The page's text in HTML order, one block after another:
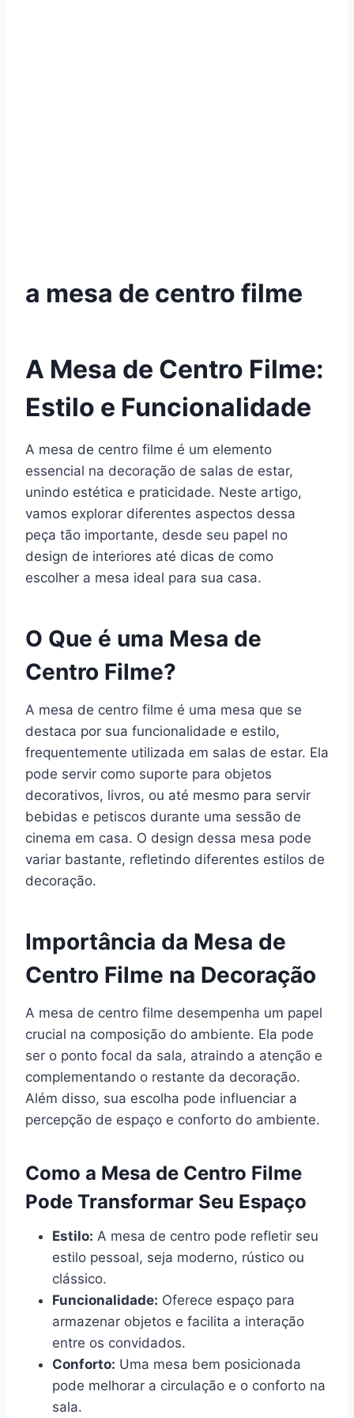
a mesa de centro filme
A Mesa de Centro Filme:
Estilo e Funcionalidade
A mesa de centro filme é um elemento
essencial na decoração de salas de estar,
unindo estética e praticidade. Neste artigo,
vamos explorar diferentes aspectos dessa
peça tão importante, desde seu papel no
design de interiores até dicas de como
escolher a mesa ideal para sua casa.
O Que é uma Mesa de
Centro Filme?
A mesa de centro filme é uma mesa que se
destaca por sua funcionalidade e estilo,
frequentemente utilizada em salas de estar. Ela
pode servir como suporte para objetos
decorativos, livros, ou até mesmo para servir
bebidas e petiscos durante uma sessão de
cinema em casa. O design dessa mesa pode
variar bastante, refletindo diferentes estilos de
decoração.
Importância da Mesa de
Centro Filme na Decoração
A mesa de centro filme desempenha um papel
crucial na composição do ambiente. Ela pode
ser o ponto focal da sala, atraindo a atenção e
complementando o restante da decoração.
Além disso, sua escolha pode influenciar a
percepção de espaço e conforto do ambiente.
Como a Mesa de Centro Filme
Pode Transformar Seu Espaço
Estilo: A mesa de centro pode refletir seu
estilo pessoal, seja moderno, rústico ou
clássico.
Funcionalidade: Oferece espaço para
armazenar objetos e facilita a interação
entre os convidados.
Conforto: Uma mesa bem posicionada
pode melhorar a circulação e o conforto na
sala.